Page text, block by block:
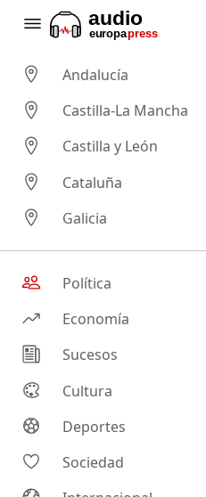
Andalucía
Castilla-La Mancha
Castilla y León
Cataluña
Galicia
Política
Economía
Sucesos
Cultura
Deportes
Sociedad